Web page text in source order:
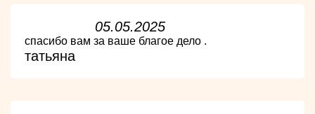
05.05.2025
спасибо вам за ваше благое дело .
татьяна